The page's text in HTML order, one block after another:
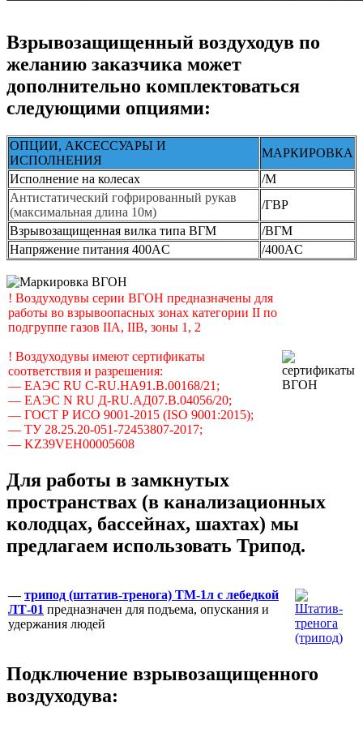
Взрывозащищенный воздуходув по
желанию заказчика может
дополнительно комплектоваться
следующими опциями:
ОПЦИИ, АКСЕССУАРЫ И
ИСПОЛНЕНИЯ
МАРКИРОВКА
Исполнение на колесах
/М
Антистатический гофрированный рукав
(максимальная длина 10м)
/ГВР
Взрывозащищенная вилка типа ВГМ
/ВГМ
Напряжение питания 400AC
/400AC
! Воздуходувы серии ВГОН предназначены для
работы во взрывоопасных зонах категории II по
подгруппе газов IIA, IIB, зоны 1, 2
! Воздуходувы имеют сертификаты
соответствия и разрешения:
— ЕАЭС RU C-RU.НА91.В.00168/21;
— ЕАЭС N RU Д-RU.АД07.В.04056/20;
— ГОСТ Р ИСО 9001-2015 (ISO 9001:2015);
— ТУ 28.25.20-051-72453807-2017;
— KZ39VEH00005608
Для работы в замкнутых
пространствах (в канализационных
колодцах, бассейнах, шахтах) мы
предлагаем использовать Трипод.
— трипод (штатив-тренога) ТМ-1л с лебедкой
ЛТ-01 предназначен для подъема, опускания и
удержания людей
Подключение взрывозащищенного
воздуходува: